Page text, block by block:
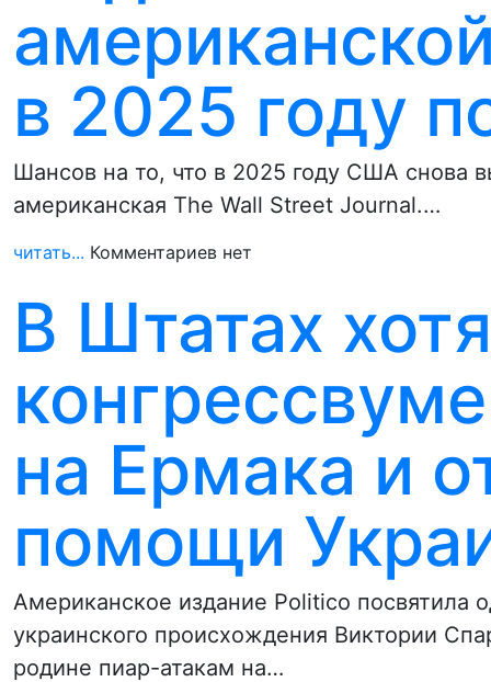
в 2025 году
Шансов на то, что в 2025 году США снова
американская The Wall Street Journal.…
читать... Комментариев нет
В Штатах
на Ермака и
помощи
Американское издание Politico посвятила
украинского происхождения Виктории
родине пиар-атакам на…